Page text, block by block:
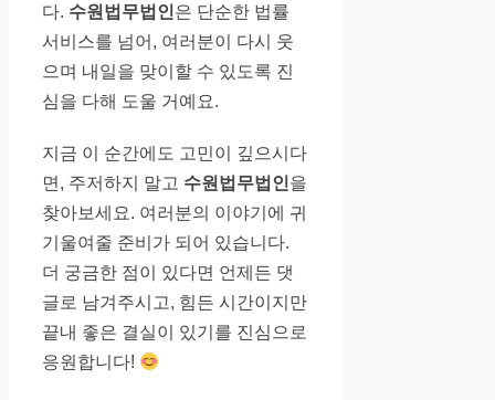
다. 수원법무법인은 단순한 법률
서비스를 넘어, 여러분이 다시 웃
으며 내일을 맞이할 수 있도록 진
심을 다해 도울 거예요.
지금 이 순간에도 고민이 깊으시다
면, 주저하지 말고 수원법무법인을
찾아보세요. 여러분의 이야기에 귀
기울여줄 준비가 되어 있습니다.
더 궁금한 점이 있다면 언제든 댓
글로 남겨주시고, 힘든 시간이지만
끝내 좋은 결실이 있기를 진심으로
응원합니다!